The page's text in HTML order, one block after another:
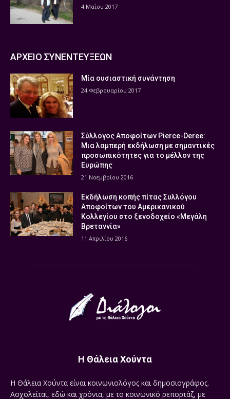
4 Μαΐου 2017
ΑΡΧΕΙΟ ΣΥΝΕΝΤΕΥΞΕΩΝ
Μία ουσιαστική συνάντηση
24 Φεβρουαρίου 2017
Σύλλογος Αποφοίτων Pierce-Deree:
Μια λαμπερή εκδήλωση με σημαντικές
προσωπικότητες για το μέλλον της
Ευρώπης
21 Νοεμβρίου 2016
Εκδήλωση κοπής πίτας Συλλόγου
Αποφοίτων του Αμερικανικού
Κολλεγίου στο ξενοδοχείο «Μεγάλη
Βρεταννία»
11 Απριλίου 2016
Η Θάλεια Χούντα
Η Θάλεια Χούντα είναι κοινωνιολόγος και δημοσιογράφος.
Ασχολείται, εδώ και χρόνια, με το κοινωνικό ρεπορτάζ, με